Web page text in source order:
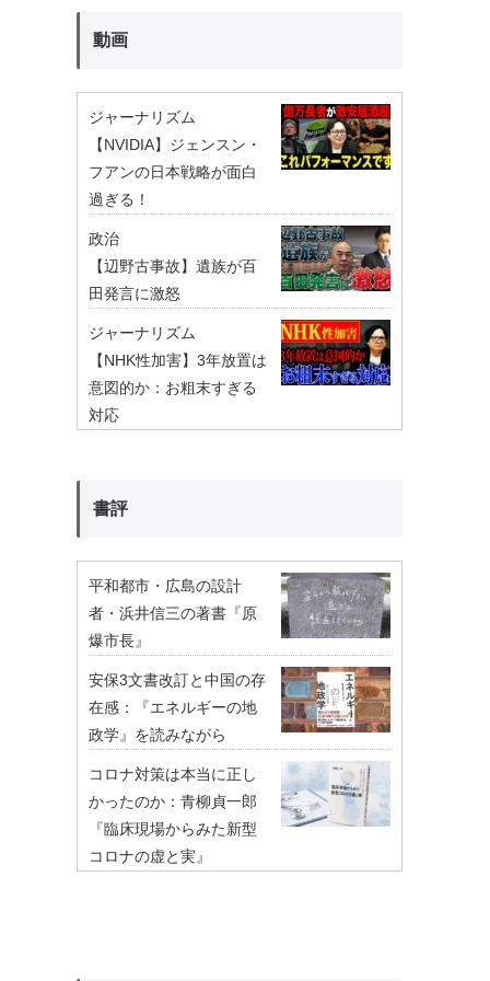
動画
ジャーナリズム
【NVIDIA】ジェンスン・
フアンの日本戦略が面白
過ぎる！
政治
【辺野古事故】遺族が百
田発言に激怒
ジャーナリズム
【NHK性加害】3年放置は
意図的か：お粗末すぎる
対応
書評
平和都市・広島の設計
者・浜井信三の著書『原
爆市長』
安保3文書改訂と中国の存
在感：『エネルギーの地
政学』を読みながら
コロナ対策は本当に正し
かったのか：青柳貞一郎
『臨床現場からみた新型
コロナの虚と実』